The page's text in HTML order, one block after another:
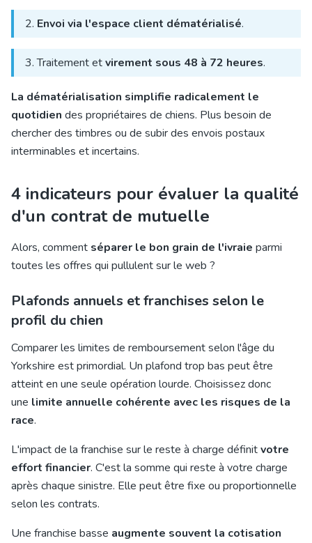
2. Envoi via l'espace client dématérialisé.
3. Traitement etvirement sous 48 à 72 heures.
La dématérialisation simplifie radicalement le
quotidien des propriétaires de chiens. Plus besoin de
chercher des timbres ou de subir des envois postaux
interminables et incertains.
4 indicateurs pour évaluer la qualité
d'un contrat de mutuelle
Alors, comment séparer le bon grain de l'ivraie parmi
toutes les offres qui pullulent sur le web ?
Plafonds annuels et franchises selon le
profil du chien
Comparer les limites de remboursement selon l'âge du
Yorkshire est primordial. Un plafond trop bas peut être
atteint en une seule opération lourde. Choisissez donc
une limite annuelle cohérente avec les risques de la
race.
L'impact de la franchise sur le reste à charge définitvotre
effort financier. C'est la somme qui reste à votre charge
après chaque sinistre. Elle peut être fixe ou proportionnelle
selon les contrats.
Une franchise basse augmente souvent la cotisation